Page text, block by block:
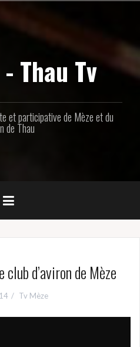
Thau Tv
et participative de Mèze et du
de Thau
d’aviron de Mèze
Tv Mèze